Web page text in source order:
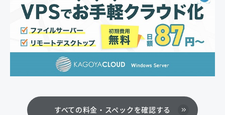
すべての料金・スペックを確認する